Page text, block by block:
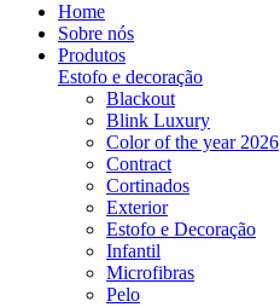
Home
Sobre nós
Produtos
Estofo e decoração
Blackout
Blink Luxury
Color of the year 2026
Contract
Cortinados
Exterior
Estofo e Decoração
Infantil
Microfibras
Pelo